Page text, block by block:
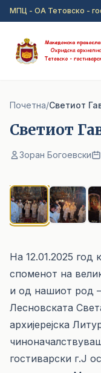
Прејди на главна
МПЦ - ОА Тетовско -
Почетна/Cветиот
Cветиот
Зоран Богоевски
На 12.01.2025 год
споменот на
и од нашиот род
Лесновската
архијерејска
гостиварски г.Ј